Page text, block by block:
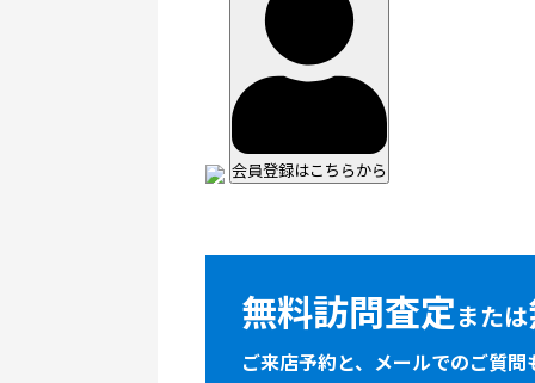
会員登録はこちらから
無料訪問査定または
ご来店予約と、メールでのご質問